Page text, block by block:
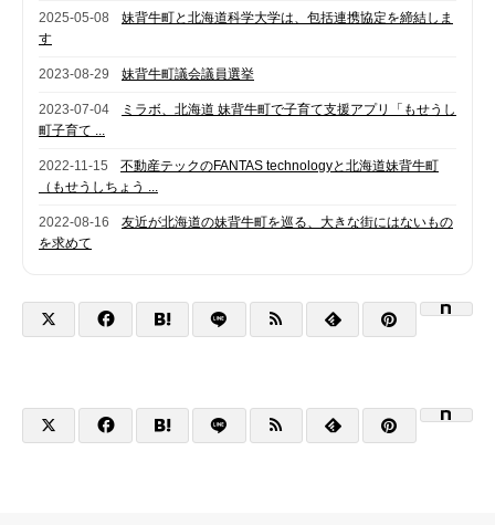
2025-05-08
妹背牛町と北海道科学大学は、包括連携協定を締結しま
す
2023-08-29 妹背牛町議会議員選挙
2023-07-04
ミラボ、北海道 妹背牛町で子育て支援アプリ「もせうし
町子育て ...
2022-11-15
不動産テックのFANTAS technologyと北海道妹背牛町
（もせうしちょう ...
2022-08-16
友近が北海道の妹背牛町を巡る、大きな街にはないもの
を求めて